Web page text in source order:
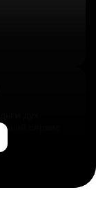
сервис